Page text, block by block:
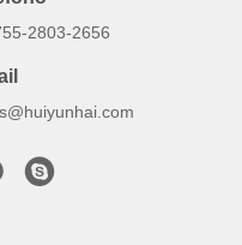
2803-2656